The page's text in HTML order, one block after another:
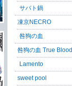
サバト鍋
凍京NECRO
咎狗の血
咎狗の血 True Blood
Lamento
sweet pool